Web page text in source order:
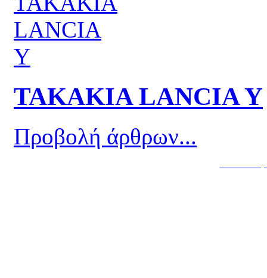
ΤΑΚΑΚΙΑ LANCIA Y
Προβολή άρθρων...